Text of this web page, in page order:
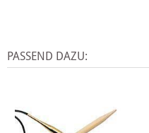
PASSEND DAZU: